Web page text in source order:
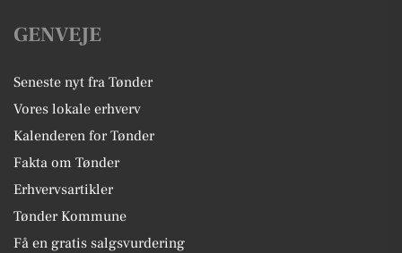
GENVEJE
Seneste nyt fra Tønder
Vores lokale erhverv
Kalenderen for Tønder
Fakta om Tønder
Erhvervsartikler
Tønder Kommune
Få en gratis salgsvurdering